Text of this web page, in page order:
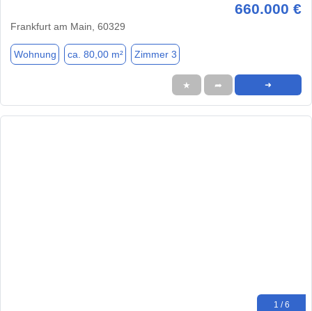
660.000 €
Frankfurt am Main, 60329
Wohnung ca. 80,00 m² Zimmer 3
★ ➦ ➜
1 / 6